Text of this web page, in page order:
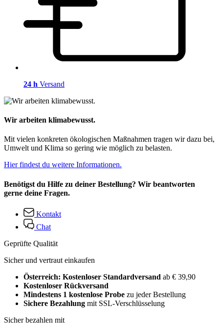
24 h Versand
Wir arbeiten klimabewusst.
Mit vielen konkreten ökologischen Maßnahmen tragen wir dazu bei,
Umwelt und Klima so gering wie möglich zu belasten.
Hier findest du weitere Informationen.
Benötigst du Hilfe zu deiner Bestellung? Wir beantworten
gerne deine Fragen.
Kontakt
Chat
Geprüfte Qualität
Sicher und vertraut einkaufen
Österreich: Kostenloser Standardversand ab € 39,90
Kostenloser Rückversand
Mindestens 1 kostenlose Probe zu jeder Bestellung
Sichere Bezahlung mit SSL-Verschlüsselung
Sicher bezahlen mit